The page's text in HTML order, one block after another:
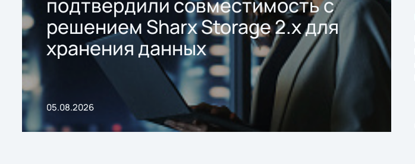
подтвердили совместимость с
решением Sharx Storage 2.x для
хранения данных
05.08.2026